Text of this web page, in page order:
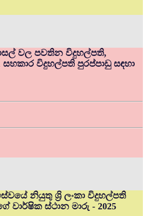
වල පවතින විදුහල්පති,
විදුහල්පති පුරප්පාඩු සඳහා
නියුතු ශ්‍රි ලංකා විදුහල්පති
වාර්ෂික ස්ථාන මාරු - 2025